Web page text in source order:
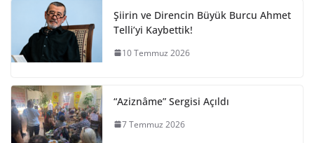
Şiirin ve Direncin Büyük Burcu Ahmet
Telli’yi Kaybettik!
10 Temmuz 2026
“Aziznâme” Sergisi Açıldı
7 Temmuz 2026